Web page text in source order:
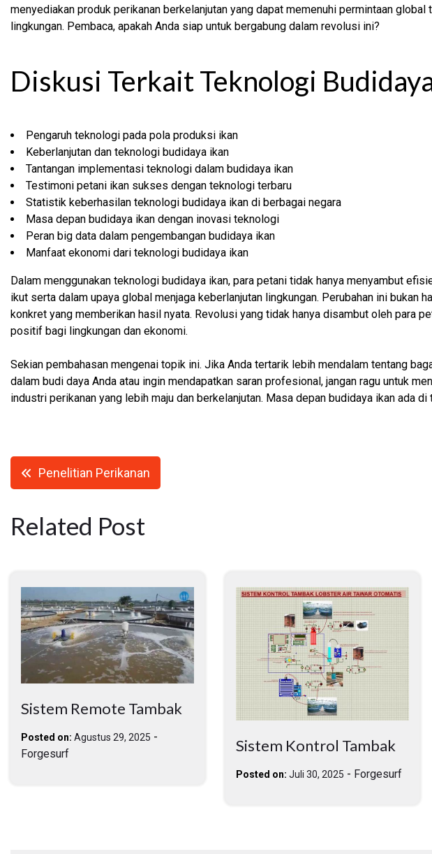
menyediakan produk perikanan berkelanjutan yang dapat memenuhi permintaan global
lingkungan. Pembaca, apakah Anda siap untuk bergabung dalam revolusi ini?
Diskusi Terkait Teknologi
Pengaruh teknologi pada pola produksi ikan
Keberlanjutan dan teknologi budidaya ikan
Tantangan implementasi teknologi dalam budidaya ikan
Testimoni petani ikan sukses dengan teknologi terbaru
Statistik keberhasilan teknologi budidaya ikan di berbagai negara
Masa depan budidaya ikan dengan inovasi teknologi
Peran big data dalam pengembangan budidaya ikan
Manfaat ekonomi dari teknologi budidaya ikan
Dalam menggunakan teknologi budidaya ikan, para petani tidak hanya menyambut
ikut serta dalam upaya global menjaga keberlanjutan lingkungan. Perubahan ini bukan
konkret yang memberikan hasil nyata. Revolusi yang tidak hanya disambut oleh para
positif bagi lingkungan dan ekonomi.
Sekian pembahasan mengenai topik ini. Jika Anda tertarik lebih mendalam tentang
dalam budi daya Anda atau ingin mendapatkan saran profesional, jangan ragu untuk
industri perikanan yang lebih maju dan berkelanjutan. Masa depan budidaya ikan ada di
Navigasi
pos
Penelitian Perikanan
Related Post
Sistem Remote Tambak
Posted on: Agustus 29, 2025 -
Forgesurf
Sistem Kontrol Tambak
Posted on: Juli 30, 2025 - Forgesurf